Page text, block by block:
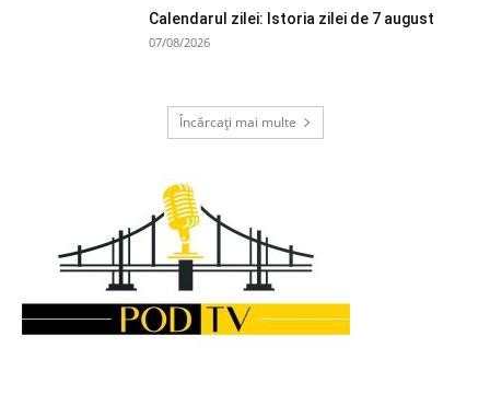
Calendarul zilei: Istoria zilei de 7 august
07/08/2026
Încărcați mai multe